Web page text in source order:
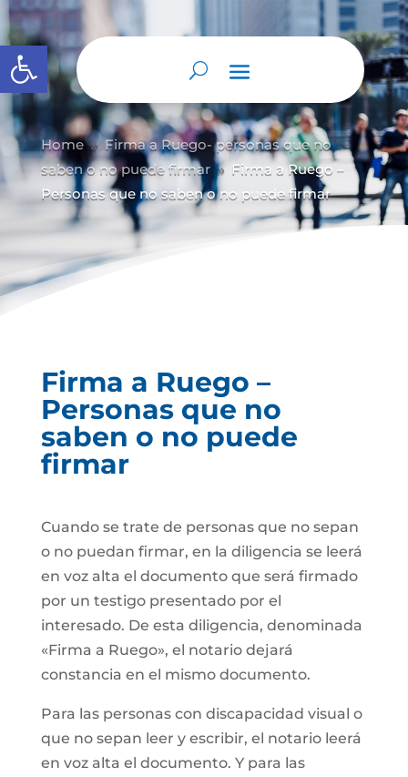
Abrir barra de herramientas
Home 9 Firma a Ruego- personas que no
saben o no puede firmar 9
Firma a Ruego –
Personas que no saben o no puede firmar
Firma a Ruego –
Personas que no
saben o no puede
firmar
Cuando se trate de personas que no sepan
o no puedan firmar, en la diligencia se leerá
en voz alta el documento que será firmado
por un testigo presentado por el
interesado. De esta diligencia, denominada
«Firma a Ruego», el notario dejará
constancia en el mismo documento.
Para las personas con discapacidad visual o
que no sepan leer y escribir, el notario leerá
en voz alta el documento. Y para las